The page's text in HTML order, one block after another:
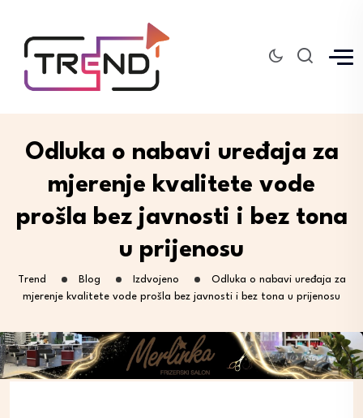
Odluka o nabavi uređaja za
mjerenje kvalitete vode
prošla bez javnosti i bez tona
u prijenosu
Trend Blog Izdvojeno
Odluka o nabavi uređaja za
mjerenje kvalitete vode prošla bez javnosti i bez tona u prijenosu